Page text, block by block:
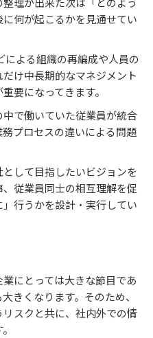
何が起こるかを見通せてい
よる組織の再編成や人員の
け中長期的なマネジメント
要になってきます。
で働いていた従業員が統合
プロセスの違いによる問題
して目指したいビジョンを
従業員同士の相互理解を促
行うかを設計・実行してい
にとっては大きな節目であ
きくなります。そのため、
スクと共に、社内外での情